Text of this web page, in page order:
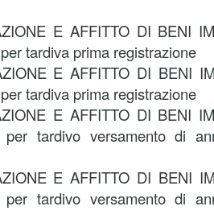
E AFFITTO DI BENI
tardiva prima registrazione
E AFFITTO DI BENI
tardiva prima registrazione
E AFFITTO DI BENI
per tardivo versamento di
E AFFITTO DI BENI
per tardivo versamento di